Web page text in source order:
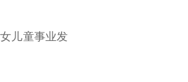
儿童事业发